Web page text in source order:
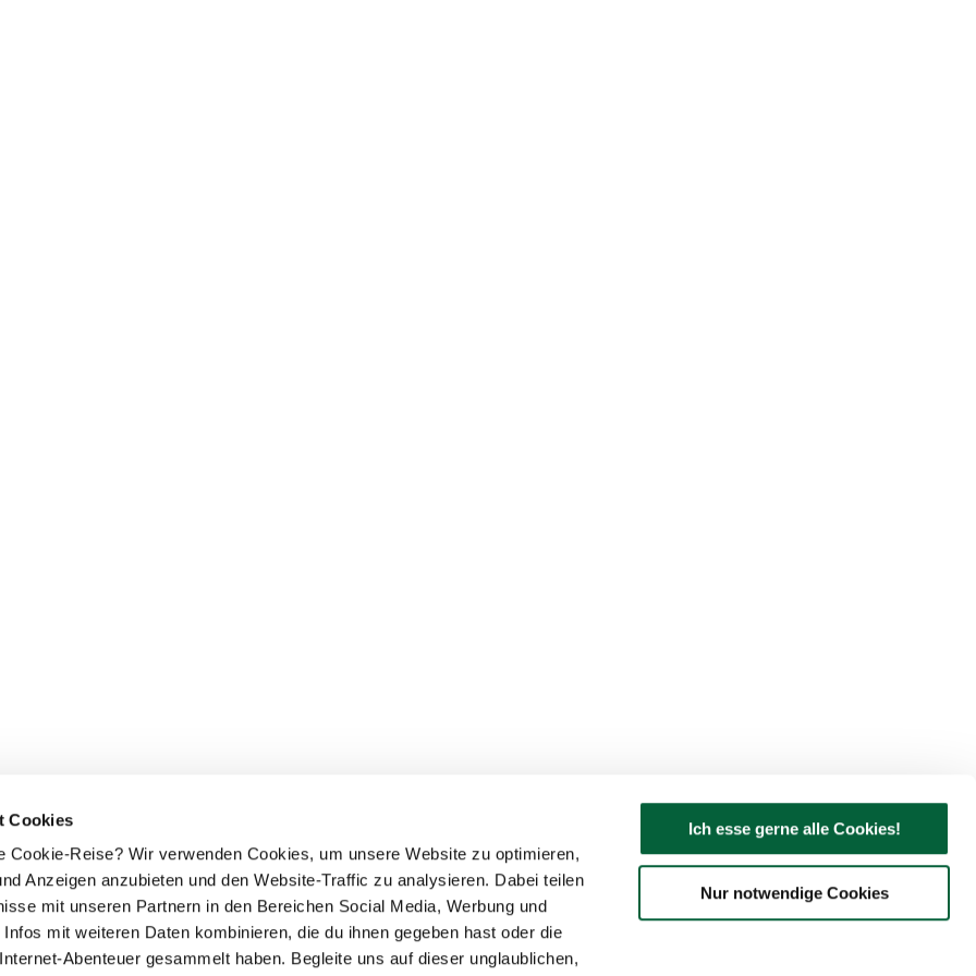
Cookies
Cookie-Reise? Wir verwenden Cookies, um unsere Website zu optimieren,
Anzeigen anzubieten und den Website-Traffic zu analysieren. Dabei teilen
mit unseren Partnern in den Bereichen Social Media, Werbung und
mit weiteren Daten kombinieren, die du ihnen gegeben hast oder die
Abenteuer gesammelt haben. Begleite uns auf dieser unglaublichen,
Ich esse gerne alle Cookies!
Nur notwendige Cookies